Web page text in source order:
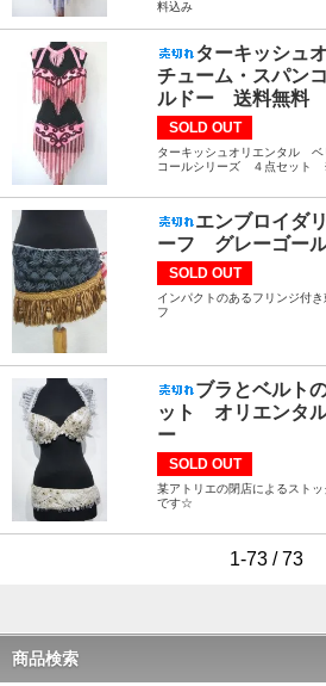
料込み
ターキッシュ
チューム・スパン
ルドー 送料無料
SOLD OUT
ターキッシュオリエンタル
コールシリーズ ４点セット
エンブロイダ
ーフ グレーゴー
SOLD OUT
インパクトのあるフリンジ付
フ
ブラとベルト
ット オリエンタ
ー
SOLD OUT
某アトリエの閉店によるスト
です☆
1-73 / 73
商品検索